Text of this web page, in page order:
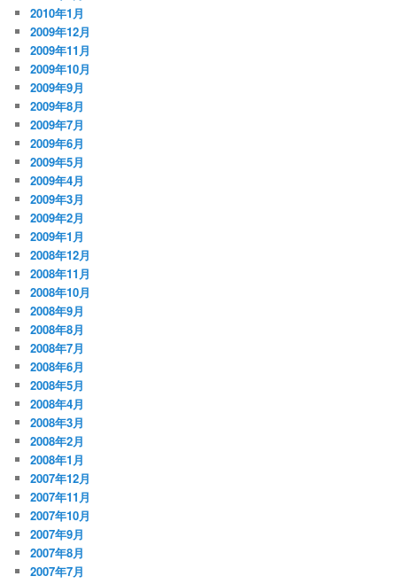
2010年1月
2009年12月
2009年11月
2009年10月
2009年9月
2009年8月
2009年7月
2009年6月
2009年5月
2009年4月
2009年3月
2009年2月
2009年1月
2008年12月
2008年11月
2008年10月
2008年9月
2008年8月
2008年7月
2008年6月
2008年5月
2008年4月
2008年3月
2008年2月
2008年1月
2007年12月
2007年11月
2007年10月
2007年9月
2007年8月
2007年7月